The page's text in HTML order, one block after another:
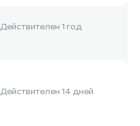
Действителен 1 год
Действителен 14 дней